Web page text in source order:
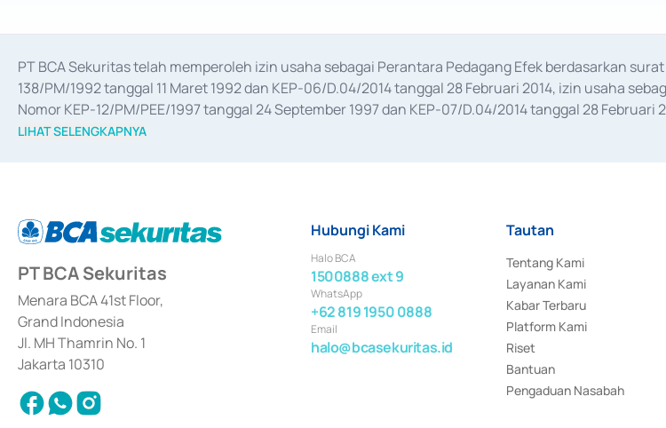
PT BCA Sekuritas telah memperoleh izin usaha sebagai Perantara Pedagang Efek berdasarkan
138/PM/1992 tanggal 11 Maret 1992 dan KEP-06/D.04/2014 tanggal 28 Februari 2014, izin usaha
Nomor KEP-12/PM/PEE/1997 tanggal 24 September 1997 dan KEP-07/D.04/2014 tanggal 28
merger, akuisisi, divestasi, dan
LIHAT SELENGKAPNYA
PT BCA Sekuritas
Menara BCA 41st Floor,
Grand Indonesia
Jl. MH Thamrin No. 1
Jakarta 10310
Hubungi Kami
Halo BCA
1500888 ext 9
WhatsApp
+62 819 1950 0888
Email
halo@bcasekuritas.id
Tautan
Tentang Kami
Layanan Kami
Kabar Terbaru
Platform Kami
Riset
Bantuan
Pengaduan Nasabah